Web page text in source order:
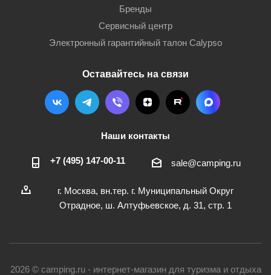
Бренды
Сервисный центр
Электронный гарантийный талон Calypso
Оставайтесь на связи
Наши контакты
+7 (495) 147-00-11 sale@camping.ru
г. Москва, вн.тер. г. Муниципальный Округ
Отрадное, ш. Алтуфьевское, д. 31, стр. 1
2026 © camping.ru - интернет-магазин для туризма и отдыха